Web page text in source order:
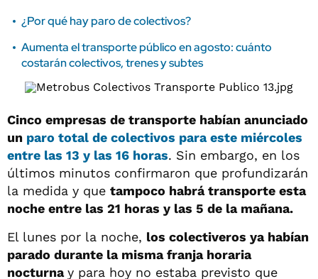
¿Por qué hay paro de colectivos?
Aumenta el transporte público en agosto: cuánto
costarán colectivos, trenes y subtes
Cinco empresas de transporte habían anunciado
un paro total de colectivos para este miércoles
entre las 13 y las 16 horas. Sin embargo, en los
últimos minutos confirmaron que profundizarán
la medida y que tampoco habrá transporte esta
noche entre las 21 horas y las 5 de la mañana.
El lunes por la noche, los colectiveros ya habían
parado durante la misma franja horaria
nocturnay para hoy no estaba previsto que